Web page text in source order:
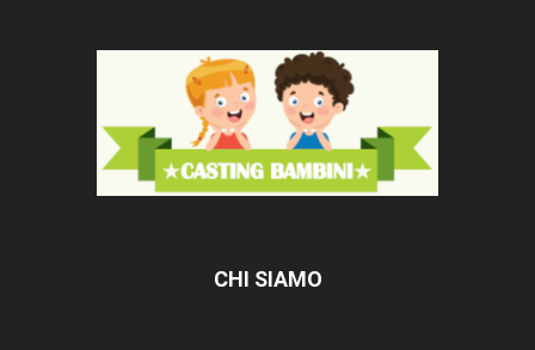
CHI SIAMO